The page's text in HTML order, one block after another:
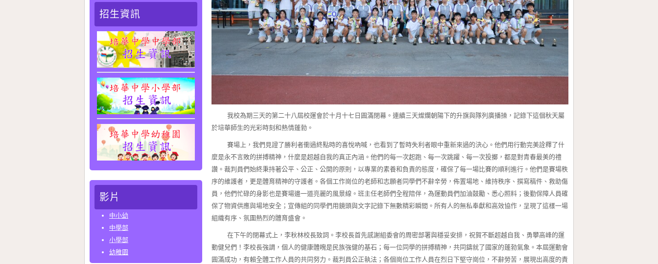
招生資訊
影片
中小幼
中學部
小學部
幼稚園
我校為期三天的第二十八屆校運會於十月十七日圓滿閉幕。連續三天燦爛朝陽下的升旗與隊列廣播操，記錄下這個秋天屬
於培華師生的光彩時刻和熱情蓬勃。
賽場上，我們見證了勝利者衝過終點時的喜悅吶喊，也看到了暫時失利者眼中重新來過的決心。他們用行動完美詮釋了什
麼是永不言敗的拼搏精神，什麼是超越自我的真正內涵。他們的每一次起跑、每一次跳躍、每一次投擲，都是對青春最美的禮
讚。裁判員們始終秉持著公平、公正、公開的原則，以專業的素養和負責的態度，確保了每一場比賽的順利進行。他們是賽場秩
序的維護者，更是體育精神的守護者。各個工作崗位的老師和志願者同學們不辭辛勞，佈置場地、維持秩序、撰寫稿件、救助傷
員，他們忙碌的身影也是賽場邊一道亮麗的風景線。班主任老師們全程陪伴，為運動員們加油鼓勵、悉心照料；後勤保障人員確
保了物資供應與場地安全；宣傳組的同學們用鏡頭與文字記錄下無數精彩瞬間。所有人的無私奉獻和高效協作，呈現了這樣一場
組織有序、氛圍熱烈的體育盛會。
在下午的閉幕式上，李秋林校長致詞。李校長首先感謝組委會的周密部署與穩妥安排，祝賀不斷超越自我、勇攀高峰的運
動健兒們！李校長強調，個人的健康體魄是民族強健的基石；每一位同學的拼搏精神，共同鑄就了國家的蓬勃氣象。本屆運動會
圓滿成功，有賴全體工作人員的共同努力。裁判員公正執法；各個崗位工作人員在烈日下堅守崗位，不辭勞苦，展現出高度的責